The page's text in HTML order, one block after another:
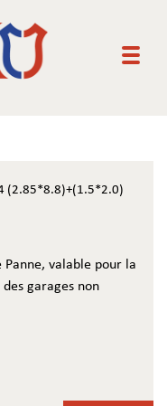
(2.85*8.8)+(1.5*2.0)
valable pour la
garages non